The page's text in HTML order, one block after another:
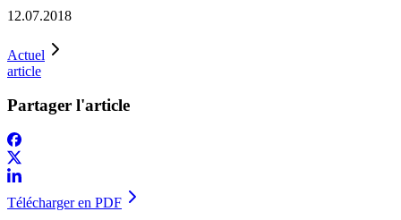
12.07.2018
Actuel
article
Partager l'article
Télécharger en PDF